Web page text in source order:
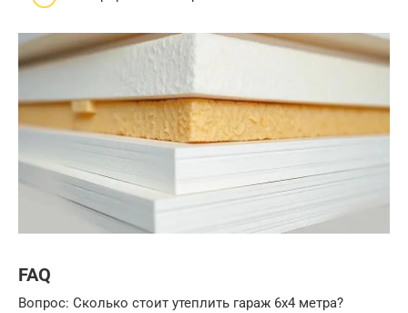
FAQ
Вопрос: Сколько стоит утеплить гараж 6х4 метра?